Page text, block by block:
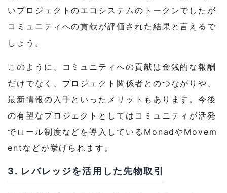
いプロジェクトのエコシステムのトークンでしたが
コミュニティへの貢献が評価された結果と言えるで
しょう。
このように、コミュニティへの貢献は金銭的な報酬
だけでなく、プロジェクト関係者とのつながりや、
最新情報の入手といったメリットもあります。今後
の有望なプロジェクトとしてはコミュニティが活発
でロール制度などを導入しているMonadやMovem
entなどが挙げられます。
3. レバレッジを活用した先物取引